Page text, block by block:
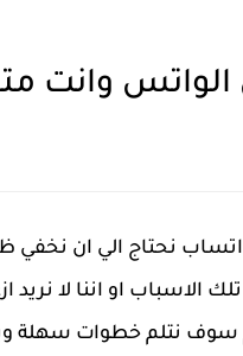
الواتس وانت
نحتاج الي ان
الاسباب او اننا لا
سوف نتلم خطوات سهلة